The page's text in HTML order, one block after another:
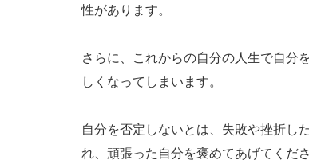
性があります。
さらに、これからの自分の人生で自分
しくなってしまいます。
自分を否定しないとは、失敗や挫折し
れ、頑張った自分を褒めてあげてくだ